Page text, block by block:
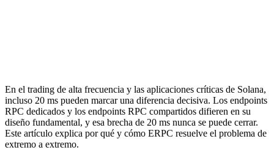
En el trading de alta frecuencia y las aplicaciones críticas de Solana,
incluso 20 ms pueden marcar una diferencia decisiva. Los endpoints
RPC dedicados y los endpoints RPC compartidos difieren en su
diseño fundamental, y esa brecha de 20 ms nunca se puede cerrar.
Este artículo explica por qué y cómo ERPC resuelve el problema de
extremo a extremo.